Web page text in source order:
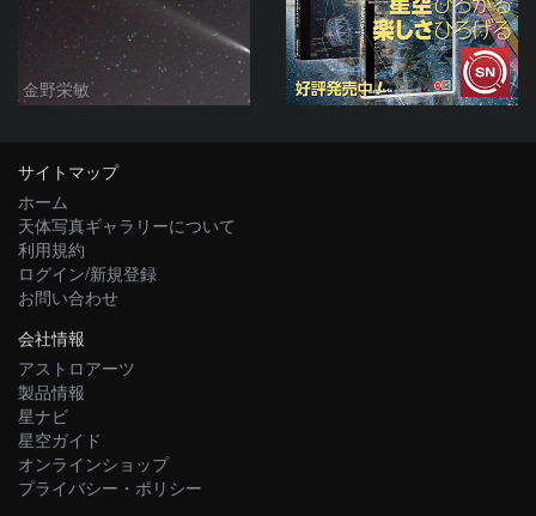
金野栄敏
サイトマップ
ホーム
天体写真ギャラリーについて
利用規約
ログイン/新規登録
お問い合わせ
会社情報
アストロアーツ
製品情報
星ナビ
星空ガイド
オンラインショップ
プライバシー・ポリシー